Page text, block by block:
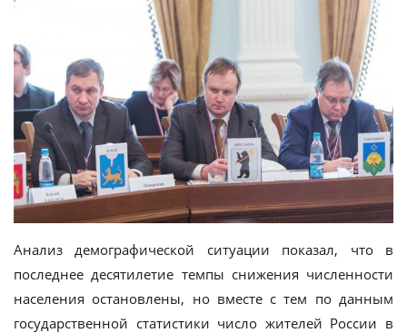
Анализ демографической ситуации показал, что в
последнее десятилетие темпы снижения численности
населения остановлены, но вместе с тем по данным
государственной статистики число жителей России в